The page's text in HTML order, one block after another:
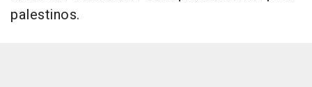
palestinos.